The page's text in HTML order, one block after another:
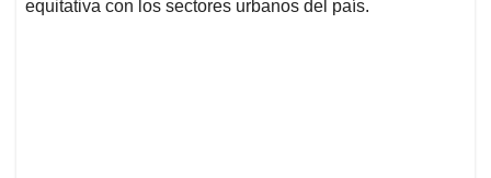
equitativa con los sectores urbanos del país.